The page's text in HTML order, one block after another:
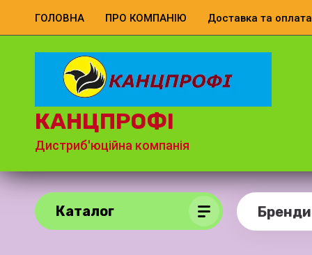
ГОЛОВНА ПРО КОМПАНІЮ Доставка та оплата
КАНЦПРОФІ
Дистриб'юційна компанія
Каталог Бренди